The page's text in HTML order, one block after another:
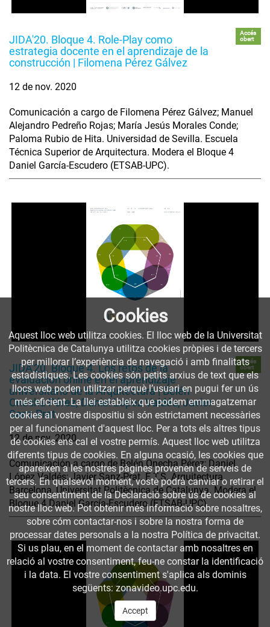
JIDA'20. Bloque 4. Role-Play como
estrategia docente en el aprendizaje de la
construcción | Filomena Pérez Gálvez
Accés
obert
12 de nov. 2020
Comunicación a cargo de Filomena Pérez Gálvez; Manuel
Alejandro Pedreño Rojas; María Jesús Morales Conde;
Paloma Rubio de Hita. Universidad de Sevilla. Escuela
Técnica Superior de Arquitectura. Modera el Bloque 4
Daniel García-Escudero (ETSAB-UPC).
JIDA'20. Bloque 4. Los retos de la
evaluación online en el aprendizaje
universitario de la Arquitectura | Belén
Onecha Pérez, Daniel López Valdés, Javier
Sanz Prat
Accés
obert
12 de nov. 2020
Comunicación a cargo de Belén Onecha Pérez; Daniel
López Valdés; Javier Sanz-Prat. E.T.S. Arquitectura
Barcelona, Universitat Politècnica de Catalunya. Modera el
Bloque 4 Daniel García-Escudero (ETSAB-UPC).
Cookies
Aquest lloc web utilitza cookies. El lloc web de la Universitat
Politècnica de Catalunya utilitza cookies pròpies i de tercers
per millorar l’experiència de navegació i amb finalitats
estadístiques. Les cookies són petits arxius de text que els
llocs web poden utilitzar perquè l’usuari en pugui fer un ús
més eficient. La llei estableix que podem emmagatzemar
cookies al vostre dispositiu si són estrictament necessàries
per al funcionament d'aquest lloc. Per a tots els altres tipus
de cookies ens cal el vostre permís. Aquest lloc web utilitza
diferents tipus de cookies. En alguna ocasió, les cookies que
apareixen a les nostres pàgines provenen de serveis de
tercers. En qualsevol moment, vostè podrà canviar o retirar el
seu consentiment de la Declaració sobre ús de cookies al
nostre lloc web. Pot obtenir més informació sobre nosaltres,
sobre cóm contactar-nos i sobre la nostra forma de
processar dates personals a la nostra Política de privacitat.
Si us plau, en el moment de contactar amb nosaltres en
relació al vostre consentiment, feu-ne constar la identificació
i la data. El vostre consentiment s'aplica als dominis
següents: zonavideo.upc.edu.
Accept